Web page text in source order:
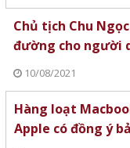
Chủ tịch Chu
đường cho người
10/08/2021
Hàng loạt
Apple có đồng ý